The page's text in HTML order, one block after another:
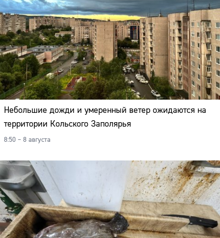
Небольшие дожди и умеренный ветер ожидаются на
территории Кольского Заполярья
8:50 – 8 августа
Адрес:
Телефон: